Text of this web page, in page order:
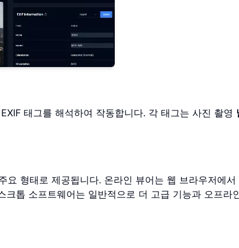
태그를 해석하여 작동합니다. 각 태그는 사진 촬영
요 형태로 제공됩니다. 온라인 뷰어는 웹 브라우저에
톱 소프트웨어는 일반적으로 더 고급 기능과 오프라